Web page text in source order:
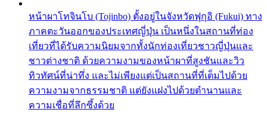
หน้าผาโทจินโบ (Tojinbo) ตั้งอยู่ในจังหวัดฟุกุอิ (Fukui) ทาง
ภาคตะวันออกของประเทศญี่ปุ่น เป็นหนึ่งในสถานที่ท่อง
เที่ยวที่ได้รับความนิยมจากทั้งนักท่องเที่ยวชาวญี่ปุ่นและ
ชาวต่างชาติ ด้วยความงามของหน้าผาที่สูงชันและวิว
ทิวทัศน์ที่น่าทึ่ง และไม่เพียงแต่เป็นสถานที่ที่เต็มไปด้วย
ความงามจากธรรมชาติ แต่ยังแฝงไปด้วยตำนานและ
ความเชื่อที่ลึกซึ้งด้วย